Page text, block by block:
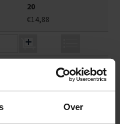
Over
20
€14,88
/ ROOD 100X70MM PARAPLU